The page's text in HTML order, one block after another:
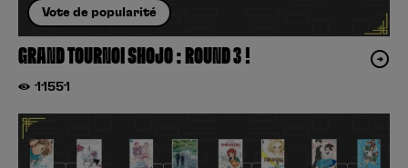
Vote de popularité
GRAND TOURNOI SHOJO : ROUND 3 !
11551